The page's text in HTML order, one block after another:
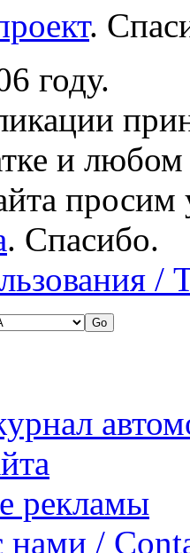
.
году.
и
просим
. Спасибо.
/
рекламы
нами /